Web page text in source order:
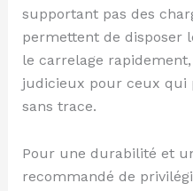
supportant pas des
permettent de disposer
le carrelage
judicieux pour ceux qui
sans trace.
Pour une durabilité et
recommandé de